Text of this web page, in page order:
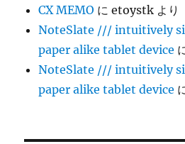
CX MEMO にetoystk より
NoteSlate /// intuitively
paper alike tablet device
NoteSlate /// intuitively
paper alike tablet device